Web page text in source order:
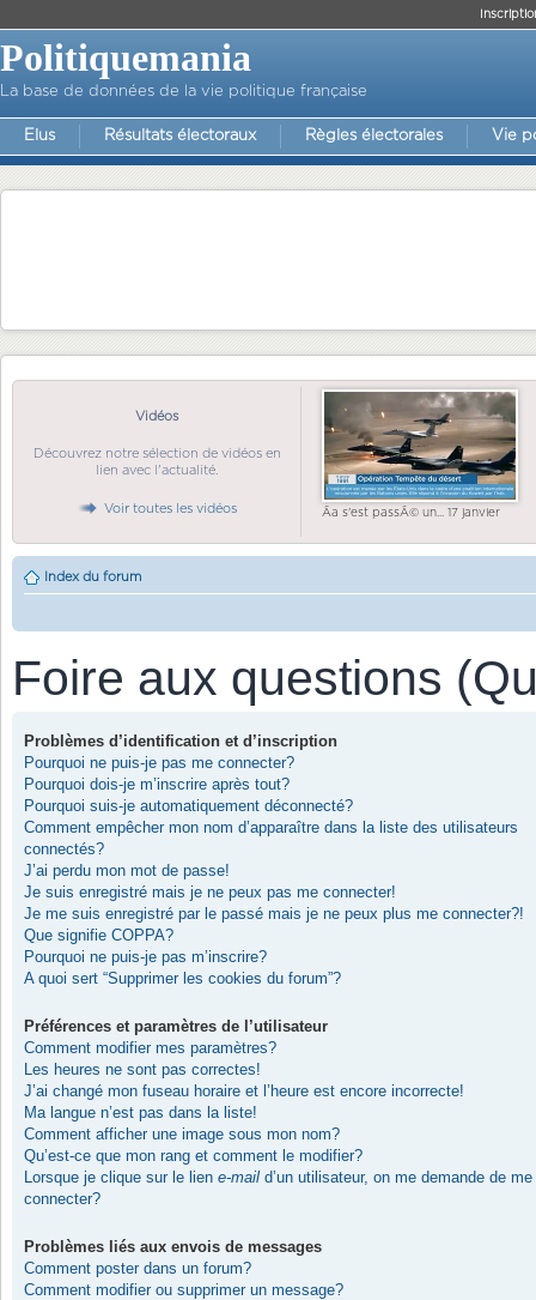
Politiquemania
La base de données de la vie politique française
Elus Résultats électoraux Règles électorales Vie
Vidéos
Découvrez notre sélection de vidéos en
lien avec l'actualité.
Voir toutes les vidéos Ãa s'est passÃ© un... 17 janvier
Index du forum
Foire aux questions
Problèmes d’identification et d’inscription
Pourquoi ne puis-je pas me connecter?
Pourquoi dois-je m’inscrire après tout?
Pourquoi suis-je automatiquement déconnecté?
Comment empêcher mon nom d’apparaître dans la liste des utilisateurs
connectés?
J’ai perdu mon mot de passe!
Je suis enregistré mais je ne peux pas me connecter!
Je me suis enregistré par le passé mais je ne peux plus me connecter?!
Que signifie COPPA?
Pourquoi ne puis-je pas m’inscrire?
A quoi sert “Supprimer les cookies du forum”?
Préférences et paramètres de l’utilisateur
Comment modifier mes paramètres?
Les heures ne sont pas correctes!
J’ai changé mon fuseau horaire et l’heure est encore incorrecte!
Ma langue n’est pas dans la liste!
Comment afficher une image sous mon nom?
Qu’est-ce que mon rang et comment le modifier?
Lorsque je clique sur le lien e-mail d’un utilisateur, on me demande de me
connecter?
Problèmes liés aux envois de messages
Comment poster dans un forum?
Comment modifier ou supprimer un message?